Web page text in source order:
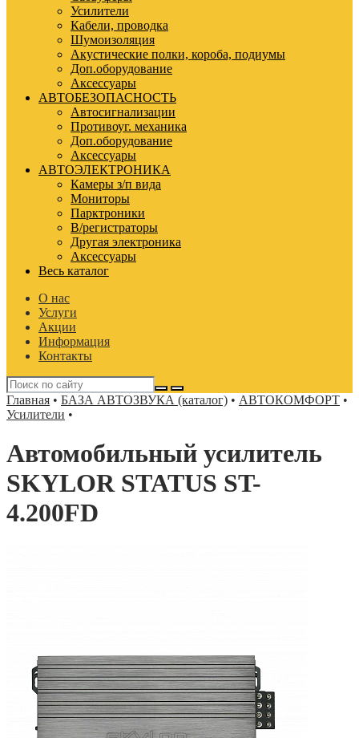
Усилители
Кабели, проводка
Шумоизоляция
Акустические полки, короба, подиумы
Доп.оборудование
Аксессуары
АВТОБЕЗОПАСНОСТЬ
Автосигнализации
Противоуг. механика
Доп.оборудование
Аксессуары
АВТОЭЛЕКТРОНИКА
Камеры з/п вида
Мониторы
Парктроники
В/регистраторы
Другая электроника
Аксессуары
Весь каталог
О нас
Услуги
Акции
Информация
Контакты
Главная • БАЗА АВТОЗВУКА (каталог) • АВТОКОМФОРТ •
Усилители •
Автомобильный усилитель
SKYLOR STATUS ST-
4.200FD